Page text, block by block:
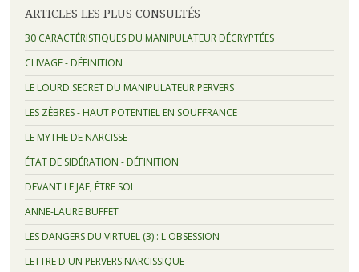
ARTICLES LES PLUS CONSULTÉS
30 CARACTÉRISTIQUES DU MANIPULATEUR DÉCRYPTÉES
CLIVAGE - DÉFINITION
LE LOURD SECRET DU MANIPULATEUR PERVERS
LES ZÈBRES - HAUT POTENTIEL EN SOUFFRANCE
LE MYTHE DE NARCISSE
ÉTAT DE SIDÉRATION - DÉFINITION
DEVANT LE JAF, ÊTRE SOI
ANNE-LAURE BUFFET
LES DANGERS DU VIRTUEL (3) : L'OBSESSION
LETTRE D'UN PERVERS NARCISSIQUE